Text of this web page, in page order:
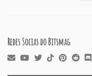
Redes Socias do Bitsmag